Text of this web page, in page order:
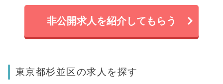
非公開求人を紹介してもらう
東京都杉並区の求人を探す